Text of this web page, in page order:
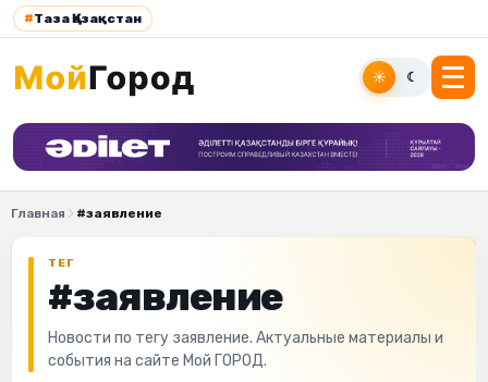
#Таза Қазақстан
☀ ☾
Главная #заявление
ТЕГ
#заявление
Новости по тегу заявление. Актуальные материалы и
события на сайте Мой ГОРОД.